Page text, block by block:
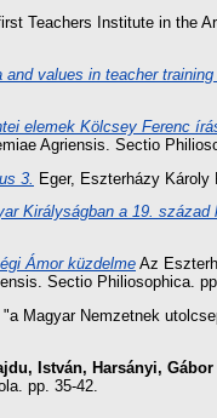
Teachers Institute in the
and values in teacher
elemek Kölcsey Ferenc
Agriensis. Sectio
3.
Eger, Eszterházy Károly
Királyságban a 19. század
Ámor küzdelme Az
Sectio Philiosophica.
"a Magyar Nemzetnek
István, Harsányi, Gábor
pp. 35-42.